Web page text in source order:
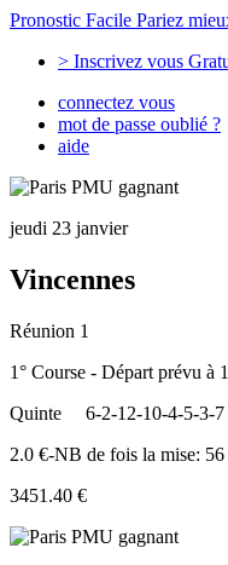
Pronostic Facile Pariez
> Inscrivez vous
connectez vous
mot de passe oublié ?
aide
jeudi 23 janvier
Vincennes
Réunion 1
1° Course - Départ prévu à
Quinte
6-2-12-10-4-5-3-7
2.0 €-NB de fois la mise: 56
3451.40 €